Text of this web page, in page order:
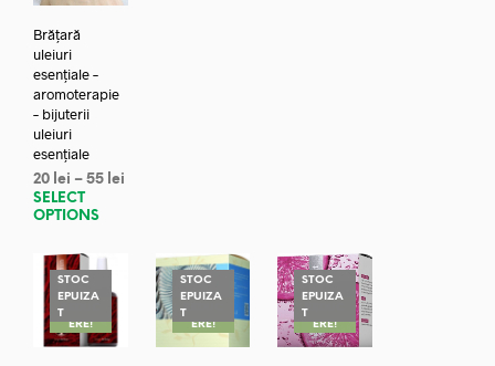
Brățară
uleiuri
esențiale –
aromoterapie
– bijuterii
uleiuri
esențiale
20 lei – 55 lei
SELECT
OPTIONS
STOC
EPUIZA
TREDUC
ERE!
STOC
EPUIZA
TREDUC
ERE!
STOC
EPUIZA
TREDUC
ERE!